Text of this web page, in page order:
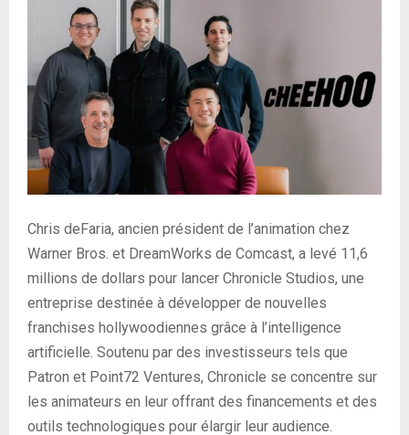
Chris deFaria, ancien président de l’animation chez
Warner Bros. et DreamWorks de Comcast, a levé 11,6
millions de dollars pour lancer Chronicle Studios, une
entreprise destinée à développer de nouvelles
franchises hollywoodiennes grâce à l’intelligence
artificielle. Soutenu par des investisseurs tels que
Patron et Point72 Ventures, Chronicle se concentre sur
les animateurs en leur offrant des financements et des
outils technologiques pour élargir leur audience.